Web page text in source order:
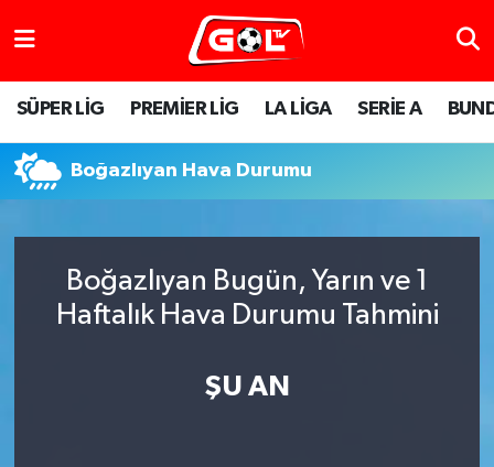
SÜPER LİG PREMİER LİG LA LİGA SERİE A
Boğazlıyan Hava Durumu
Boğazlıyan Bugün, Yarın ve 1
Haftalık Hava Durumu Tahmini
ŞU AN